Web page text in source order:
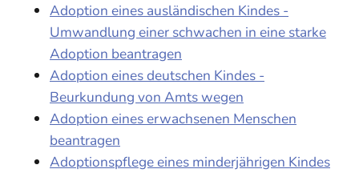
Adoption eines ausländischen Kindes -
Umwandlung einer schwachen in eine starke
Adoption beantragen
Adoption eines deutschen Kindes -
Beurkundung von Amts wegen
Adoption eines erwachsenen Menschen
beantragen
Adoptionspflege eines minderjährigen Kindes